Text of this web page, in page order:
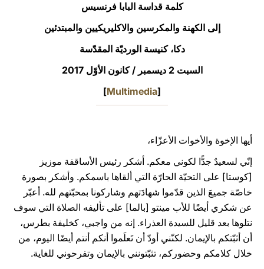
كلمة قداسة البابا فرنسيس
إلى الكهنة والمكرسين والاكليريكيين والمبتدئين
دكا، كنيسة الورديّة المقدّسة
السبت 2 ديسمبر / كانون الأوّل 2017
[
Multimedia
]
أيها الإخوة والأخوات الأعزّاء،
إنّي لسعيدٌ جدًّا لكوني معكم. أشكر رئيس الأساقفة موزيز
[كوستا] على التحيّة الحارّة التي ألقاها باسمكم. وأشكر بصورة
خاصّة جميعَ الذين قدّموا شهادَتهم وشاركونا بمحبّتهم لله. أعبّر
عن شكري أيضًا للأب مينتو [بالما] على تأليفه الصلاة التي سوف
نتلوها بعد قليل للسيدة العذراء. إنه من واجبي، كخليفة بطرس،
أن أثبّتكم بالإيمان. لكنّني أودّ أن تَعلَموا أنكم أنتم أيضًا اليوم، من
خلال كلامكم وحضوركم، تثبّتونني بالإيمان وتفرحوني للغاية.